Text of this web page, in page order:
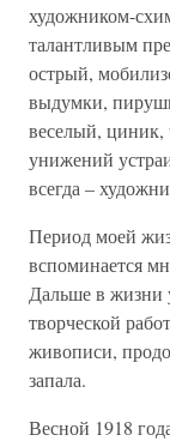
художником-
талантливым
острый,
выдумки,
веселый, циник,
унижений
всегда –
Период моей
вспоминается
Дальше в жизни
творческой
живописи,
запала.
Весной 1918